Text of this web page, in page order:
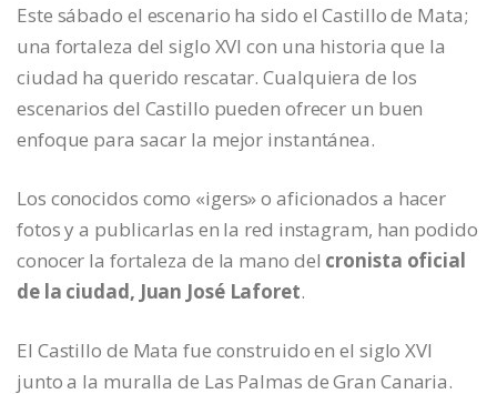
Este sábado el escenario ha sido el Castillo de Mata;
una fortaleza del siglo XVI con una historia que la
ciudad ha querido rescatar. Cualquiera de los
escenarios del Castillo pueden ofrecer un buen
enfoque para sacar la mejor instantánea.
Los conocidos como «igers» o aficionados a hacer
fotos y a publicarlas en la red instagram, han podido
conocer la fortaleza de la mano del cronista oficial
de la ciudad, Juan José Laforet.
El Castillo de Mata fue construido en el siglo XVI
junto a la muralla de Las Palmas de Gran Canaria.